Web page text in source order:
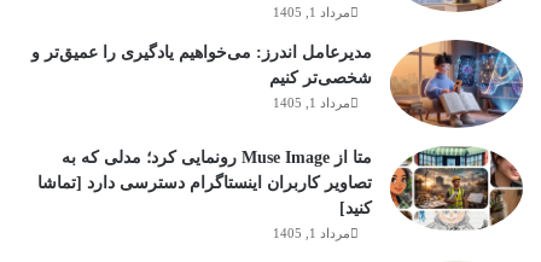
مرداد 1, 1405
مدیرعامل اندرز: می‌خواهیم یادگیری را عمیق‌تر و
شخصی‌تر کنیم
مرداد 1, 1405
متا از Muse Image رونمایی کرد؛ مدلی که به
تصاویر کاربران اینستاگرام دسترسی دارد [تماشا
کنید]
مرداد 1, 1405